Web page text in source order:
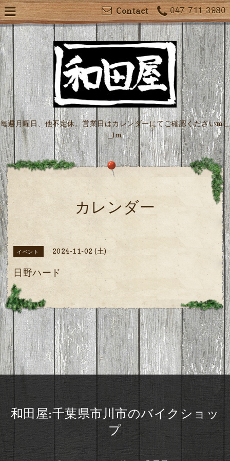
047-711-3980
Contact
毎週月曜日、他不定休。営業日はカレンダーにてご確認くださいm(_
_)m
カレンダー
イベント 2024-11-02 (土)
日野ハード
和田屋:千葉県市川市のバイクショッ
プ